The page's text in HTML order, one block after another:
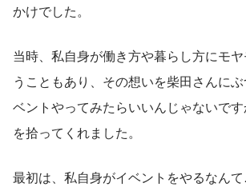
かけでした。
当時、私自身が働き方や暮らし方にモ
うこともあり、その想いを柴田さんに
ベントやってみたらいいんじゃないで
を拾ってくれました。
最初は、私自身がイベントをやるなん